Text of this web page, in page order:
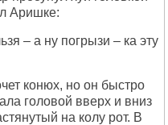
Аришке:
– а ну погрызи – ка эту
конюх, но он быстро
головой вверх и вниз
на колу рот. В